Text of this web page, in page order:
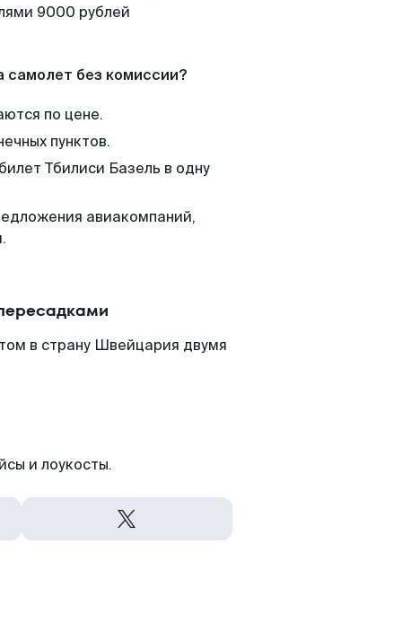
9000 рублей
самолет без комиссии?
по цене.
пунктов.
Тбилиси Базель в одну
авиакомпаний,
в страну Швейцария двумя
и лоукосты.